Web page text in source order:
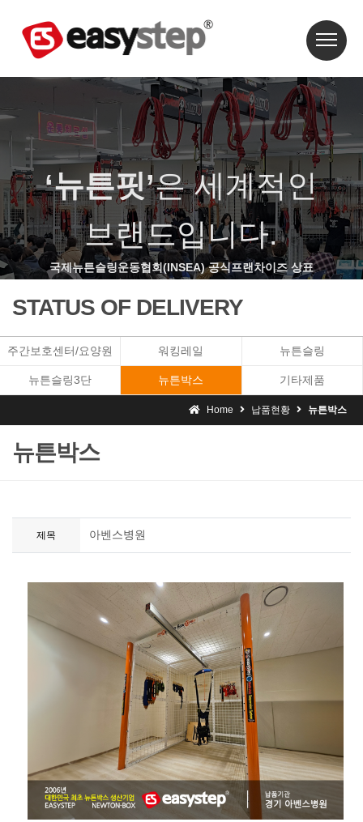
‘뉴튼핏’은 세계적인
브랜드입니다.
국제뉴튼슬링운동협회(INSEA) 공식프랜차이즈 상표
STATUS OF DELIVERY
주간보호센터/요양원 워킹레일 뉴튼슬링
뉴튼슬링3단 뉴튼박스 기타제품
Home 납품현황 뉴튼박스
뉴튼박스
제목 아벤스병원